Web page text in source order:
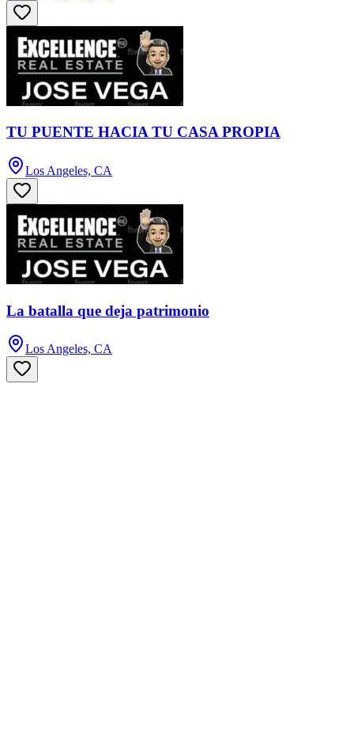
TU PUENTE HACIA TU CASA PROPIA
Los Angeles, CA
La batalla que deja patrimonio
Los Angeles, CA